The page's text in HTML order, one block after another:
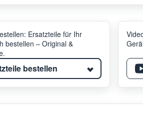
Ersatzteile für Ihr
bestellen – Original &
bestellen